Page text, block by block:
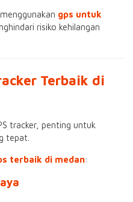
gps untuk
risiko kehilangan
Terbaik di
tracker, penting untuk
tepat.
terbaik di medan: